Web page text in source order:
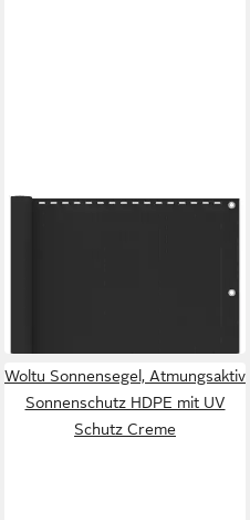
VIDAXL
Woltu Sonnensegel, Atmungsaktiv
Sonnenschutz HDPE mit UV
Schutz Creme